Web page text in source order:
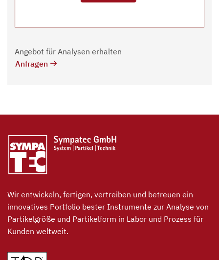
Angebot für Analysen erhalten
Anfragen
Wir entwickeln, fertigen, vertreiben und betreuen ein
innovatives Portfolio bester Instrumente zur Analyse von
Partikelgröße und Partikelform in Labor und Prozess für
Kunden weltweit.